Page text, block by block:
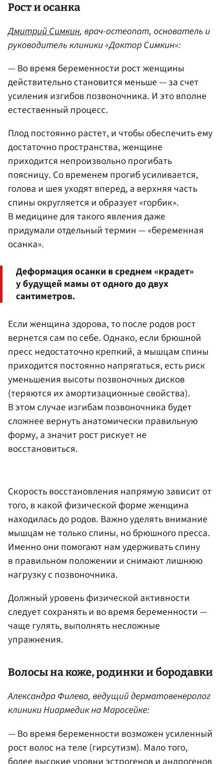
Рост и осанка
Дмитрий Симкин, врач-остеопат, основатель и
руководитель клиники «Доктор Симкин»:
— Во время беременности рост женщины
действительно становится меньше — за счет
усиления изгибов позвоночника. И это вполне
естественный процесс.
Плод постоянно растет, и чтобы обеспечить ему
достаточно пространства, женщине
приходится непроизвольно прогибать
поясницу. Со временем прогиб усиливается,
голова и шея уходят вперед, а верхняя часть
спины округляется и образует «горбик».
В медицине для такого явления даже
придумали отдельный термин — «беременная
осанка».
Деформация осанки в среднем «крадет»
у будущей мамы от одного до двух
сантиметров.
Если женщина здорова, то после родов рост
вернется сам по себе. Однако, если брюшной
пресс недостаточно крепкий, а мышцам спины
приходится постоянно напрягаться, есть риск
уменьшения высоты позвоночных дисков
(теряются их амортизационные свойства).
В этом случае изгибам позвоночника будет
сложнее вернуть анатомически правильную
форму, а значит рост рискует не
восстановиться.
Скорость восстановления напрямую зависит от
того, в какой физической форме женщина
находилась до родов. Важно уделять внимание
мышцам не только спины, но брюшного пресса.
Именно они помогают нам удерживать спину
в правильном положении и снимают лишнюю
нагрузку с позвоночника.
Должный уровень физической активности
следует сохранять и во время беременности —
чаще гулять, выполнять несложные
упражнения.
Волосы на коже, родинки и бородавки
Александра Филева, ведущий дерматовенеролог
клиники Ниармедик на Маросейке:
— Во время беременности возможен усиленный
рост волос на теле (гирсутизм). Мало того,